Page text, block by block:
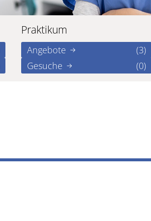
Praktikum
Angebote
(3)
Gesuche
(0)